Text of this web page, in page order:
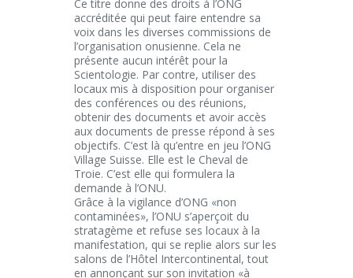
Ce titre donne des droits à l’ONG
accréditée qui peut faire entendre sa
voix dans les diverses commissions de
l’organisation onusienne. Cela ne
présente aucun intérêt pour la
Scientologie. Par contre, utiliser des
locaux mis à disposition pour organiser
des conférences ou des réunions,
obtenir des documents et avoir accès
aux documents de presse répond à ses
objectifs. C’est là qu’entre en jeu l’ONG
Village Suisse. Elle est le Cheval de
Troie. C’est elle qui formulera la
demande à l’ONU.
Grâce à la vigilance d’ONG «non
contaminées», l’ONU s’aperçoit du
stratagème et refuse ses locaux à la
manifestation, qui se replie alors sur les
salons de l’Hôtel Intercontinental, tout
en annonçant sur son invitation «à